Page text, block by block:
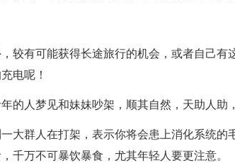
较有可能获得长途旅行的机会，或者自己
电呢！
的人梦见和妹妹吵架，顺其自然，天助人助
大群人在打架，表示你将会患上消化系统
千万不可暴饮暴食，尤其年轻人要更注意。